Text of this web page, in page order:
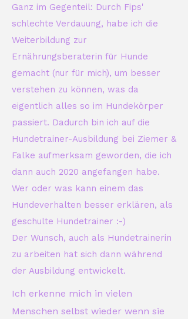
Ganz im Gegenteil: Durch Fips'
schlechte Verdauung, habe ich die
Weiterbildung zur
Ernährungsberaterin für Hunde
gemacht (nur für mich), um besser
verstehen zu können, was da
eigentlich alles so im Hundekörper
passiert. Dadurch bin ich auf die
Hundetrainer-Ausbildung bei Ziemer &
Falke aufmerksam geworden, die ich
dann auch 2020 angefangen habe.
Wer oder was kann einem das
Hundeverhalten besser erklären, als
geschulte Hundetrainer :-)
Der Wunsch, auch als Hundetrainerin
zu arbeiten hat sich dann während
der Ausbildung entwickelt. ​
Ich erkenne mich in vielen
Menschen selbst wieder wenn sie